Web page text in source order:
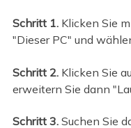
Schritt 1.Klicken Sie
"Dieser PC" und
Schritt 2.Klicken Sie
erweitern Sie dann
Schritt 3.Suchen Sie